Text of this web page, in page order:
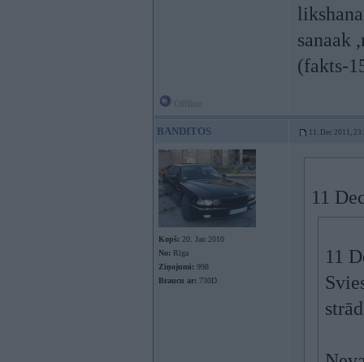
sanaak
(fakts-
BANDITOS 11. Dec 2011,
Kopš: 20. Jan 2010
No: Rīga
Ziņojumi: 998
Braucu ar: 730D
11
11